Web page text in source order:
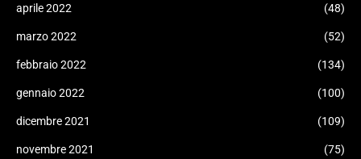
aprile 2022 (48)
marzo 2022 (52)
febbraio 2022 (134)
gennaio 2022 (100)
dicembre 2021 (109)
novembre 2021 (75)